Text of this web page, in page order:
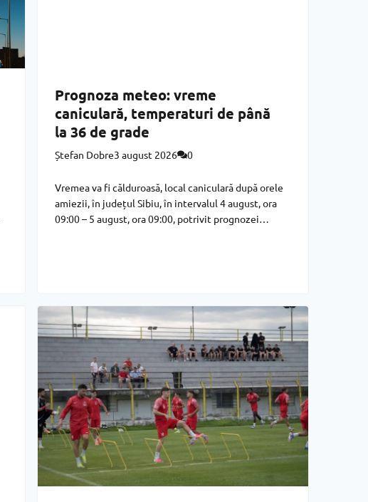
Prognoza meteo: vreme
caniculară, temperaturi de până
la 36 de grade
Ștefan Dobre3 august 2026 0
Vremea va fi călduroasă, local caniculară după orele
amiezii, în județul Sibiu, în intervalul 4 august, ora
09:00 – 5 august, ora 09:00, potrivit prognozei